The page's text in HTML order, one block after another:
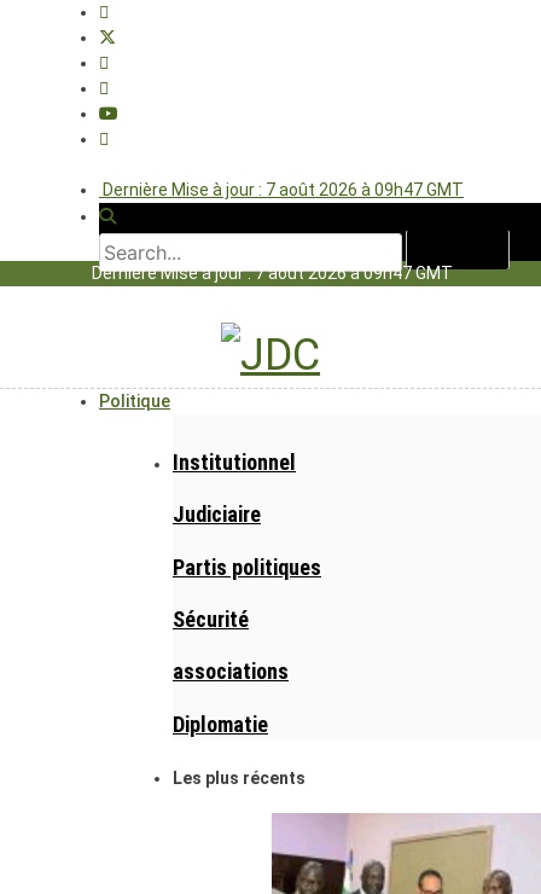
Dernière Mise à jour : 7 août 2026 à 09h47 GMT
Dernière Mise à jour : 7 août 2026 à 09h47 GMT
Politique
Institutionnel
Judiciaire
Partis politiques
Sécurité
associations
Diplomatie
Les plus récents